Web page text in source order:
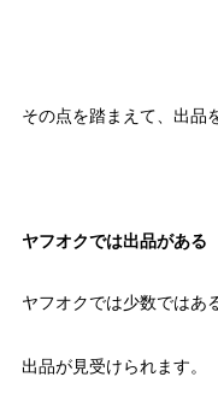
その点を踏まえて、出品
ヤフオクでは出品がある
ヤフオクでは少数ではあ
出品が見受けられます。